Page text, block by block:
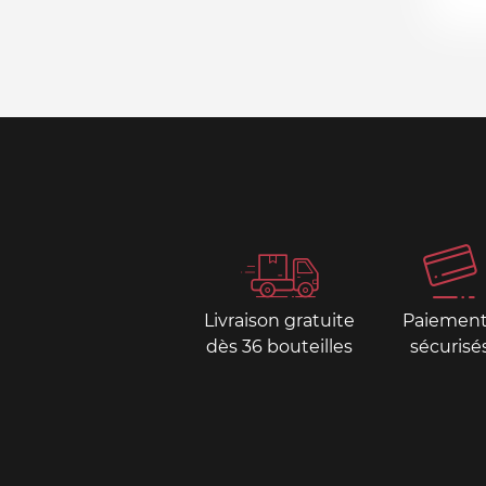
Livraison gratuite
dès 36 bouteilles